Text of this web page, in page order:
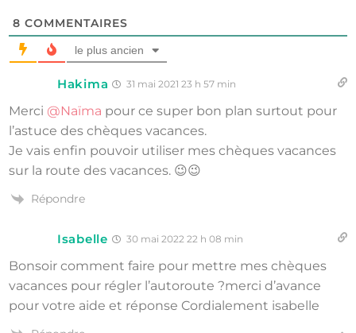
8 COMMENTAIRES
le plus ancien
Hakima 31 mai 2021 23 h 57 min
Merci @Naïma pour ce super bon plan surtout pour
l’astuce des chèques vacances.
Je vais enfin pouvoir utiliser mes chèques vacances
sur la route des vacances. 😉😉
Répondre
Isabelle 30 mai 2022 22 h 08 min
Bonsoir comment faire pour mettre mes chèques
vacances pour régler l’autoroute ?merci d’avance
pour votre aide et réponse Cordialement isabelle